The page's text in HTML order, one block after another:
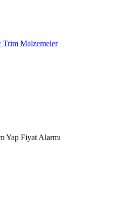
Trim Malzemeler
Yap Fiyat Alarmı